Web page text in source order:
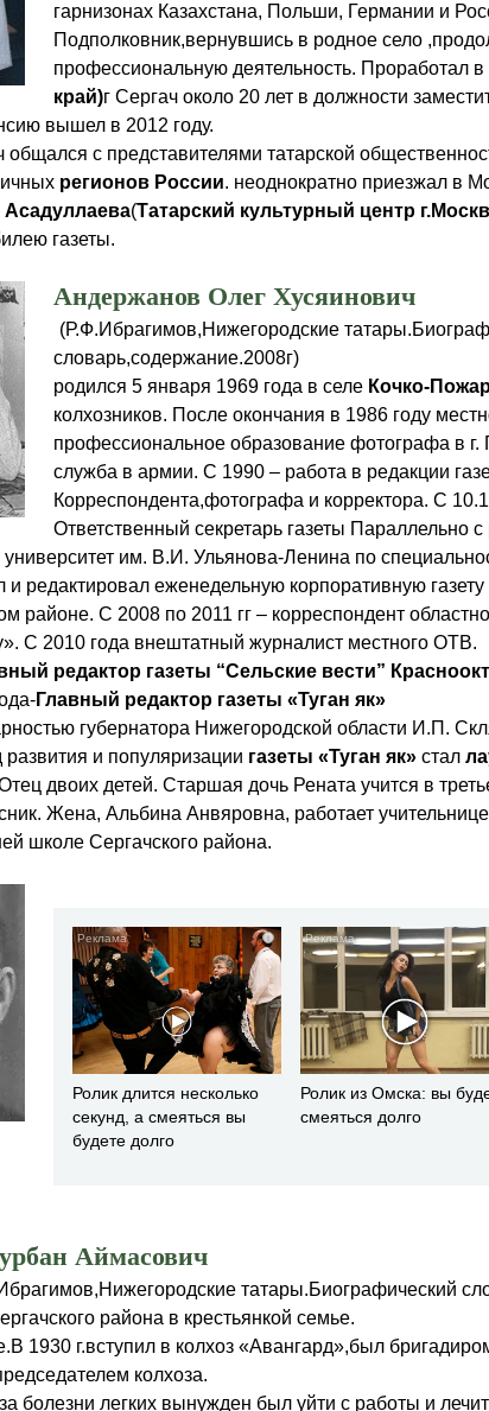
гарнизонах Казахстана, Польши, Германии и
Подполковник,вернувшись в родное село
профессиональную деятельность. Проработал в
край)г Сергач около 20 лет в должности
вышел в 2012 году.
с представителями татарской
регионов России. неоднократно приезжал в
(Татарский культурный центр
газеты.
Андержанов Олег Хусяинович
(Р.Ф.Ибрагимов,Нижегородские
словарь,содержание.2008г)
родился 5 января 1969 года в селе Кочко-
колхозников. После окончания в 1986 году
профессиональное образование фотографа в г.
служба в армии. С 1990 – работа в редакции
Корреспондента,фотографа и корректора. С
Ответственный секретарь газеты Параллельно
университет им. В.И. Ульянова-Ленина по
и редактировал еженедельную корпоративную
районе. С 2008 по 2011 гг – корреспондент
С 2010 года внештатный журналист местного ОТВ.
редактор газеты “Сельские вести”
Главный редактор газеты «Туган як»
губернатора Нижегородской области И.П.
развития и популяризации газеты «Туган як» стал
двоих детей. Старшая дочь Рената учится в
Жена, Альбина Анвяровна, работает
школе Сергачского района.
i
Ролик длится несколько
секунд, а смеяться вы
будете долго
Ролик из Омска: вы
смеяться долго
Аймасович
татары.Биографический
района в крестьянкой семье.
1930 г.вступил в колхоз «Авангард»,был
колхоза.
болезни легких вынужден был уйти с работы и